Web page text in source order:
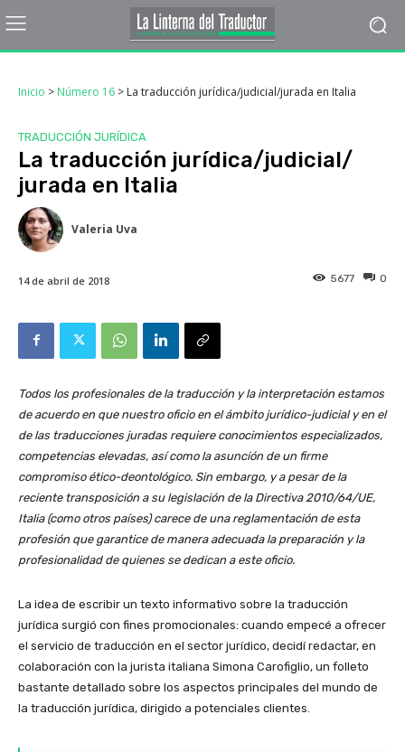
Inicio > Número 16 > La traducción jurídica/judicial/jurada en Italia
TRADUCCIÓN JURÍDICA
La traducción jurídica/judicial/
jurada en Italia
Valeria Uva
14 de abril de 2018 0
5677
Todos los profesionales de la traducción y la interpretación estamos
de acuerdo en que nuestro oficio en el ámbito jurídico-judicial y en el
de las traducciones juradas requiere conocimientos especializados,
competencias elevadas, así como la asunción de un firme
compromiso ético-deontológico. Sin embargo, y a pesar de la
reciente transposición a su legislación de la Directiva 2010/64/UE,
Italia (como otros países) carece de una reglamentación de esta
profesión que garantice de manera adecuada la preparación y la
profesionalidad de quienes se dedican a este oficio.
La idea de escribir un texto informativo sobre la traducción
jurídica surgió con fines promocionales: cuando empecé a ofrecer
el servicio de traducción en el sector jurídico, decidí redactar, en
colaboración con la jurista italiana Simona Carofiglio, un folleto
bastante detallado sobre los aspectos principales del mundo de
la traducción jurídica, dirigido a potenciales clientes.